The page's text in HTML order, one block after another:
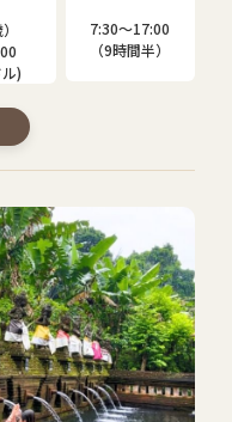
)
7:30〜17:00
（9時間半）